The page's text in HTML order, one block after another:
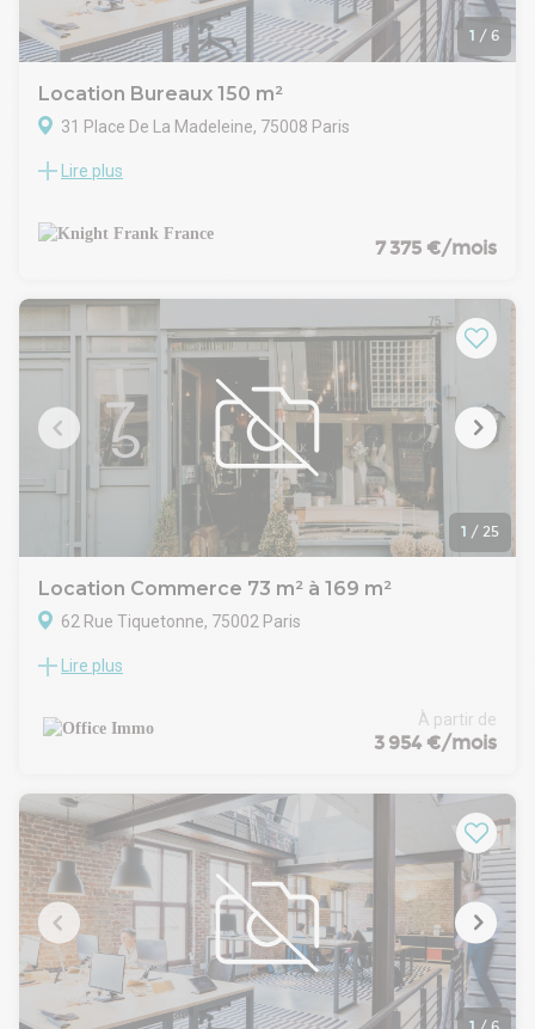
Loyer tout inclus (charges, fiscalité, Mobilier neuf, Ménage
quotidien, Internet, Electricité, Entretien des équipements
(climatisation, extincteurs), Dépannage menues réparations)
1 / 6
Location Bureaux 150 m²
31 Place De La Madeleine, 75008 Paris
Dans un immeuble haussmannien situé au coeur du 8ème
d'environ 150 m² de bureau au 3ème étage.
Le plateau est traversant et peu profond permettant une
Les bureaux sont disponibles dans le cadre d'un bail
dérogatoire du 1er Décembre 2026 jusqu'au 31 Octobre
2027.
Lire plus
7 375 €/mois
1 / 25
Location Commerce 73 m² à 169 m²
62 Rue Tiquetonne, 75002 Paris
A proximité immédiate du métro et de la rue du Louvre et de
Au rez-de-chaussée sur cour d' un immeuble de bon
standing.
-Rez-de de chaussée de 52 m2 composé d' un espace ouvert
d' un bureau cloisonné d environ 6m2 et d un sous-sol de
44m2 directement accessible avec un escalier intérieur
desservant un espace ouvert et un sanitaire.
Belle hauteur sous plafond-Idéal Show-room
OFFICE vous propose également à la location
(indépendamment à la surface du RDC )et en exclusivité
répartie comme suit une surface de 73m2:
Niveau 1 : Une entrée / espace d'accueil, Trois bureaux
Lire plus
À partir de
3 954 €/mois